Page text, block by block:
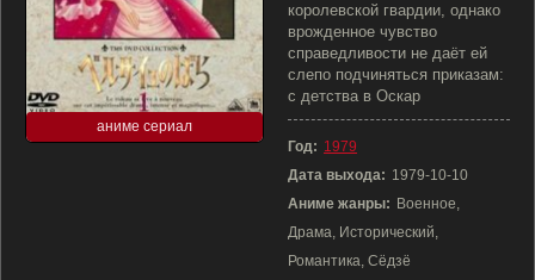
аниме сериал
королевской гвардии, однако
врожденное чувство
справедливости не даёт ей
слепо подчиняться приказам:
с детства в Оскар
Год: 1979
Дата выхода: 1979-10-10
Аниме жанры: Военное,
Драма, Исторический,
Романтика, Сёдзё